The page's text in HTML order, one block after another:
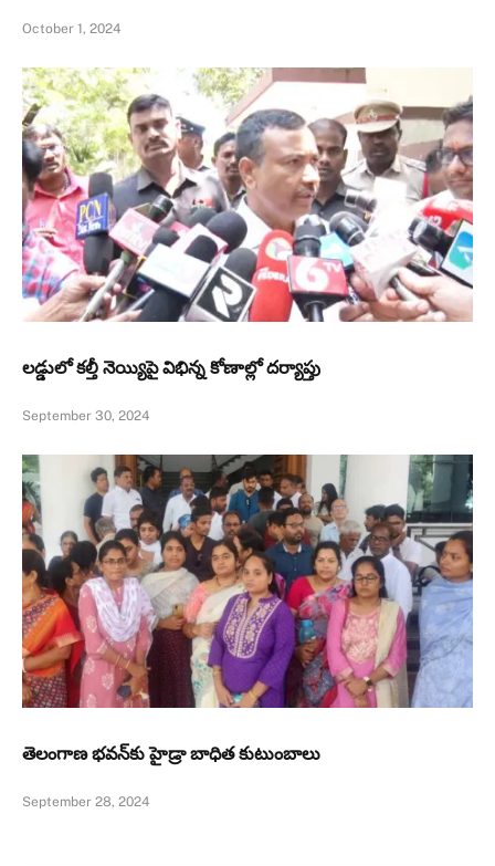
October 1, 2024
లడ్డులో కల్తీ నెయ్యిపై విభిన్న కోణాల్లో దర్యాప్తు
September 30, 2024
తెలంగాణ భవన్‌కు హైడ్రా బాధిత కుటుంబాలు
September 28, 2024